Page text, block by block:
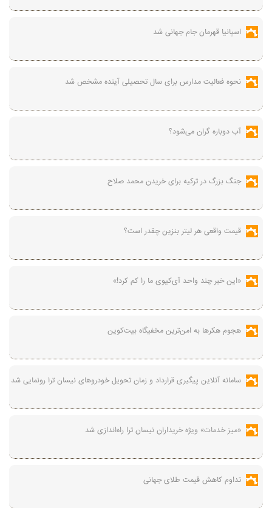
اسپانیا قهرمان جام جهانی شد
نحوه فعالیت مدارس برای سال تحصیلی آینده مشخص شد
آب دوباره گران می‌شود؟
جنگ بزرگ در ترکیه برای خریدن محمد صلاح
قیمت واقعی هر لیتر بنزین چقدر است؟
«این خبر چند واحد آی‌کیوی ما را کم کرد!»
هجوم هکرها به امن‌ترین مخفیگاه بیت‌کوین
سامانه آنلاین پیگیری قرارداد‌ و زمان تحویل خودرو‌های نیسان ترا رونمایی شد
«میز خدمات» ویژه خریداران نیسان ترا راه‌اندازی شد
تداوم کاهش قیمت طلای جهانی